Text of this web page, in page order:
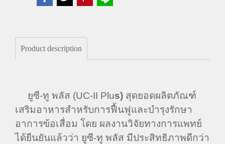
Product description
ยูซี-ทู พลัส (UC-II Plus) สุดยอดผลิตภัณฑ์
เสริมอาหารสำหรับการฟื้นฟูและบำรุงรักษา
อาการข้อเสื่อม โดย ผลงานวิจัยทางการแพทย์
ได้ยืนยันแล้วว่า ยูซี-ทู พลัส มีประสิทธิภาพดีกว่า